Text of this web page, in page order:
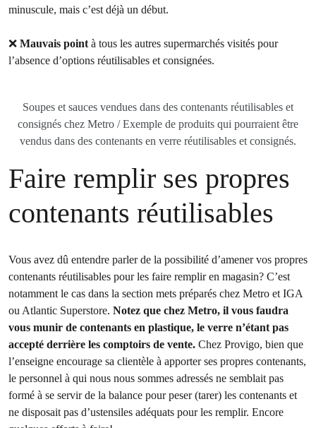
minuscule, mais c’est déjà un début.
❌ Mauvais pointà tous les autres supermarchés visités pour
l’absence d’options réutilisables et consignées.
Soupes et sauces vendues dans des contenants réutilisables et
consignés chez Metro / Exemple de produits qui pourraient être
vendus dans des contenants en verre réutilisables et consignés.
Faire remplir ses propres
contenants réutilisables
Vous avez dû entendre parler de la possibilité d’amener vos propres
contenants réutilisables pour les faire remplir en magasin? C’est
notamment le cas dans la section mets préparés chez Metro et IGA
ou Atlantic Superstore. Notez que chez Metro, il vous faudra
vous munir de contenants en plastique, le verre n’étant pas
accepté derrière les comptoirs de vente. Chez Provigo, bien que
l’enseigne encourage sa clientèle à apporter ses propres contenants,
le personnel à qui nous nous sommes adressés ne semblait pas
formé à se servir de la balance pour peser (tarer) les contenants et
ne disposait pas d’ustensiles adéquats pour les remplir. Encore